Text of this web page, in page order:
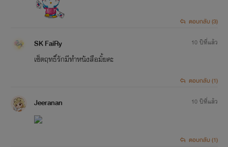
ตอบกลับ (3)
SK FaiRy
เซ็ตฤทธิ์รักมีทำหนังสือมั้ยคะ
10 ปีที่แล้ว
ตอบกลับ (1)
Jeeranan 10 ปีที่แล้ว
ตอบกลับ (1)